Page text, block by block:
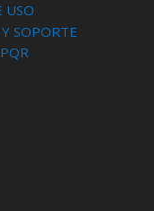
USO
SOPORTE